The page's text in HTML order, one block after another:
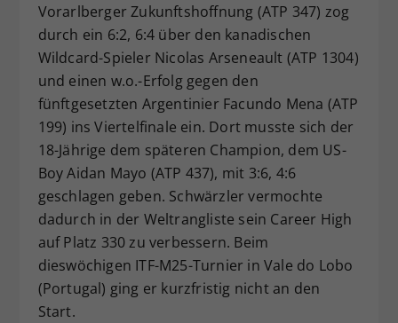
Vorarlberger Zukunftshoffnung (ATP 347) zog
durch ein 6:2, 6:4 über den kanadischen
Wildcard-Spieler Nicolas Arseneault (ATP 1304)
und einen w.o.-Erfolg gegen den
fünftgesetzten Argentinier Facundo Mena (ATP
199) ins Viertelfinale ein. Dort musste sich der
18-Jährige dem späteren Champion, dem US-
Boy Aidan Mayo (ATP 437), mit 3:6, 4:6
geschlagen geben. Schwärzler vermochte
dadurch in der Weltrangliste sein Career High
auf Platz 330 zu verbessern. Beim
dieswöchigen ITF-M25-Turnier in Vale do Lobo
(Portugal) ging er kurzfristig nicht an den
Start.